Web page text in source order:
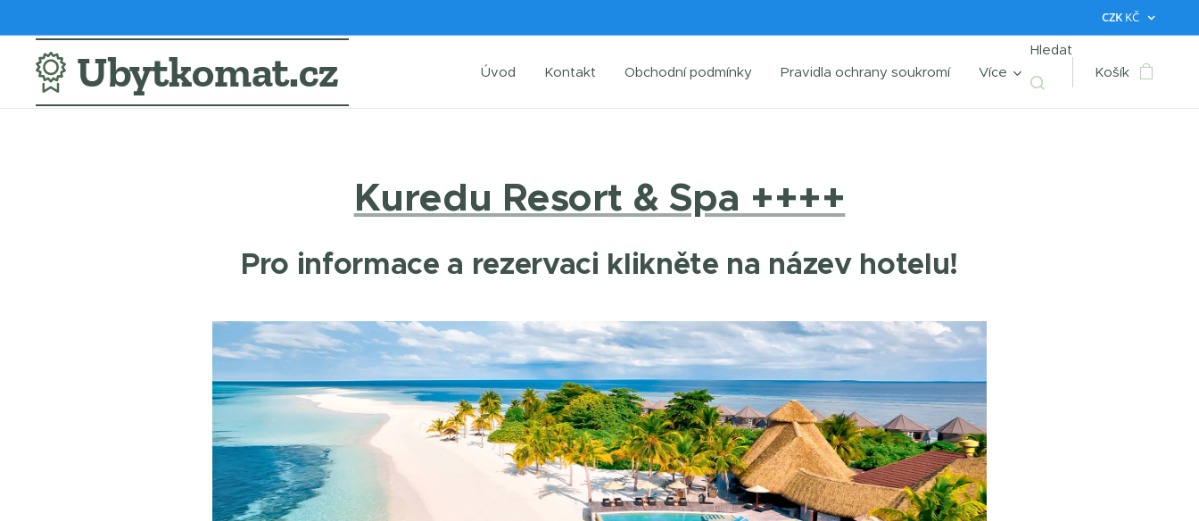
CZK KČ
Ubytkomat.cz Úvod Kontakt Obchodní podmínky Pravidla ochrany soukromí Více
Hledat
Košík
Kuredu Resort & Spa ++++
Pro informace a rezervaci klikněte na název hotelu!